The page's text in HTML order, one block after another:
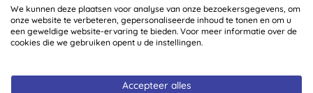
Misschien ook iets voor jou
We kunnen deze plaatsen voor analyse van onze bezoekersgegevens, om
onze website te verbeteren, gepersonaliseerde inhoud te tonen en om u
een geweldige website-ervaring te bieden. Voor meer informatie over de
cookies die we gebruiken opent u de instellingen.
Accepteer alles